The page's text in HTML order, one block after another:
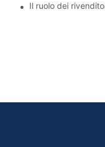
frenoIl ruolo dei